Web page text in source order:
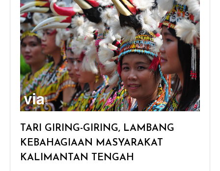
TARI GIRING-GIRING, LAMBANG
KEBAHAGIAAN MASYARAKAT
KALIMANTAN TENGAH